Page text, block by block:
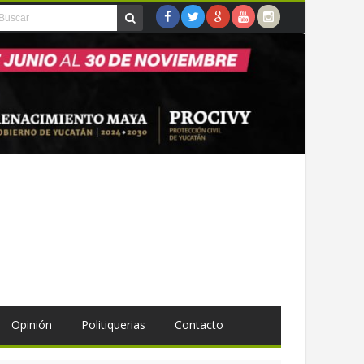
Opinión Politiquerias Contacto